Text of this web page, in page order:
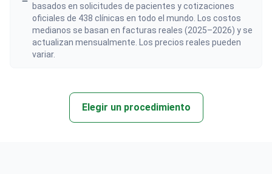
basados en solicitudes de pacientes y cotizaciones
oficiales de 438 clínicas en todo el mundo. Los costos
medianos se basan en facturas reales (2025–2026) y se
actualizan mensualmente. Los precios reales pueden
variar.
Elegir un procedimiento